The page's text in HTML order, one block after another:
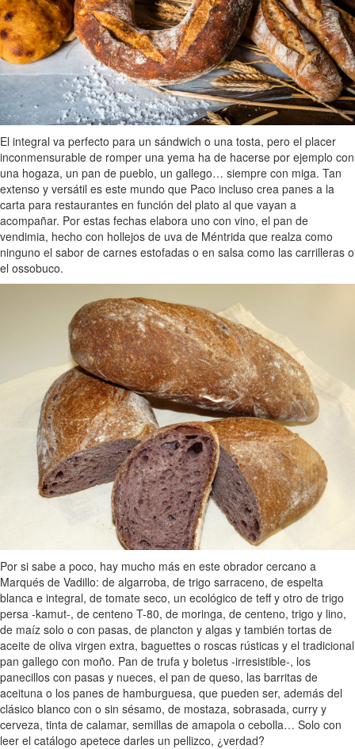
El integral va perfecto para un sándwich o una tosta, pero el placer
inconmensurable de romper una yema ha de hacerse por ejemplo con
una hogaza, un pan de pueblo, un gallego… siempre con miga. Tan
extenso y versátil es este mundo que Paco incluso crea panes a la
carta para restaurantes en función del plato al que vayan a
acompañar. Por estas fechas elabora uno con vino, el pan de
vendimia, hecho con hollejos de uva de Méntrida que realza como
ninguno el sabor de carnes estofadas o en salsa como las carrilleras o
el ossobuco.
Por si sabe a poco, hay mucho más en este obrador cercano a
Marqués de Vadillo: de algarroba, de trigo sarraceno, de espelta
blanca e integral, de tomate seco, un ecológico de teff y otro de trigo
persa -kamut-, de centeno T-80, de moringa, de centeno, trigo y lino,
de maíz solo o con pasas, de plancton y algas y también tortas de
aceite de oliva virgen extra, baguettes o roscas rústicas y el tradicional
pan gallego con moño. Pan de trufa y boletus -irresistible-, los
panecillos con pasas y nueces, el pan de queso, las barritas de
aceituna o los panes de hamburguesa, que pueden ser, además del
clásico blanco con o sin sésamo, de mostaza, sobrasada, curry y
cerveza, tinta de calamar, semillas de amapola o cebolla… Solo con
leer el catálogo apetece darles un pellizco, ¿verdad?